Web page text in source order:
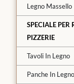
Legno Massello
SPECIALE PER
PIZZERIE
Tavoli In Legno
Panche In Legno